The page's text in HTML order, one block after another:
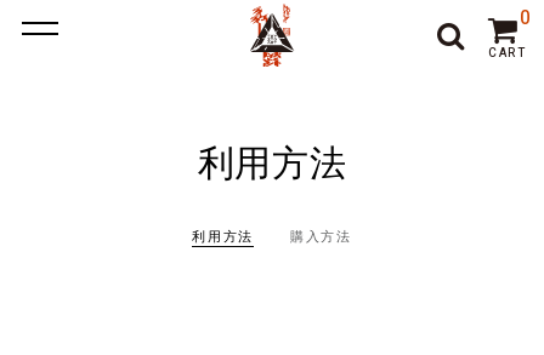
ポーカー アプリ おすすめ
ポー
カーアプリ おすすめ
オンラインポーカー
CART
0
利用方法
利用方法 購入方法